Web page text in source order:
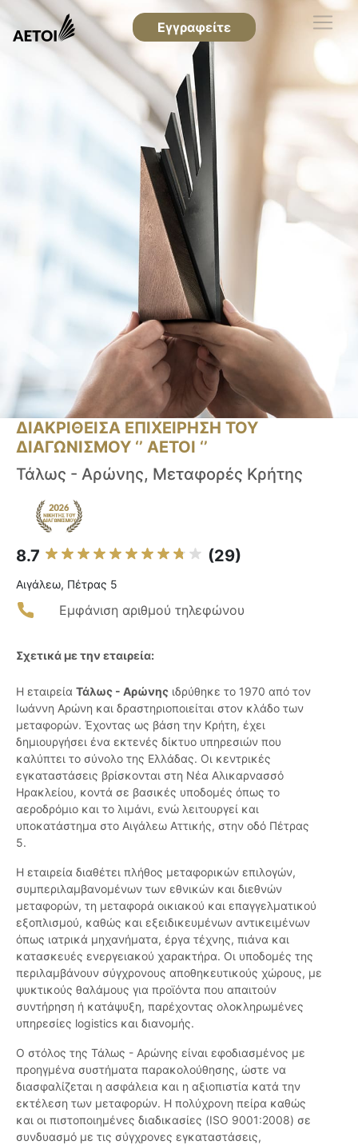
Εγγραφείτε
ΔΙΑΚΡΙΘΕΙΣΑ ΕΠΙΧΕΙΡΗΣΗ ΤΟΥ
ΔΙΑΓΩΝΙΣΜΟΥ ‘’ ΑΕΤΟΙ ‘’
Τάλως - Αρώνης, Μεταφορές Κρήτης
8.7 (29)
Αιγάλεω, Πέτρας 5
Εμφάνιση αριθμού τηλεφώνου
Σχετικά με την εταιρεία:
Η εταιρεία Τάλως - Αρώνης ιδρύθηκε το 1970 από τον
Ιωάννη Αρώνη και δραστηριοποιείται στον κλάδο των
μεταφορών. Έχοντας ως βάση την Κρήτη, έχει
δημιουργήσει ένα εκτενές δίκτυο υπηρεσιών που
καλύπτει το σύνολο της Ελλάδας. Οι κεντρικές
εγκαταστάσεις βρίσκονται στη Νέα Αλικαρνασσό
Ηρακλείου, κοντά σε βασικές υποδομές όπως το
αεροδρόμιο και το λιμάνι, ενώ λειτουργεί και
υποκατάστημα στο Αιγάλεω Αττικής, στην οδό Πέτρας
5.
Η εταιρεία διαθέτει πλήθος μεταφορικών επιλογών,
συμπεριλαμβανομένων των εθνικών και διεθνών
μεταφορών, τη μεταφορά οικιακού και επαγγελματικού
εξοπλισμού, καθώς και εξειδικευμένων αντικειμένων
όπως ιατρικά μηχανήματα, έργα τέχνης, πιάνα και
κατασκευές ενεργειακού χαρακτήρα. Οι υποδομές της
περιλαμβάνουν σύγχρονους αποθηκευτικούς χώρους, με
ψυκτικούς θαλάμους για προϊόντα που απαιτούν
συντήρηση ή κατάψυξη, παρέχοντας ολοκληρωμένες
υπηρεσίες logistics και διανομής.
Ο στόλος της Τάλως - Αρώνης είναι εφοδιασμένος με
προηγμένα συστήματα παρακολούθησης, ώστε να
διασφαλίζεται η ασφάλεια και η αξιοπιστία κατά την
εκτέλεση των μεταφορών. Η πολύχρονη πείρα καθώς
και οι πιστοποιημένες διαδικασίες (ISO 9001:2008) σε
συνδυασμό με τις σύγχρονες εγκαταστάσεις,